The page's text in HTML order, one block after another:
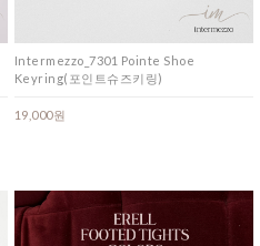
Intermezzo_7301 Pointe Shoe
Keyring(포인트슈즈키링)
19,000원